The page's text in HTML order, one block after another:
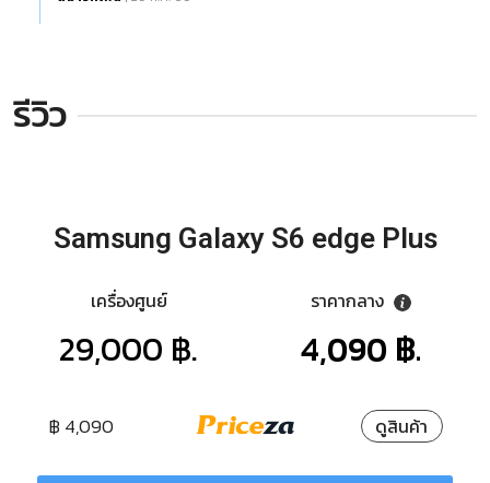
รีวิว
Samsung Galaxy S6 edge Plus
เครื่องศูนย์
29,000 ฿.
ราคากลาง
4,090 ฿.
฿ 4,090 ดูสินค้า